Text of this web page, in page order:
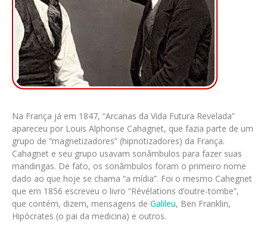
Na França já em 1847, “Arcanas da Vida Futura Revelada”
apareceu por Louis Alphonse Cahagnet, que fazia parte de um
grupo de “magnetizadores” (hipnotizadores) da França.
Cahagnet e seu grupo usavam sonâmbulos para fazer suas
mandingas. De fato, os sonâmbulos foram o primeiro nome
dado ao que hoje se chama “a mídia”. Foi o mesmo Cahegnet
que em 1856 escreveu o livro “Révélations d’outre-tombe”,
que contém, dizem, mensagens de Galileu, Ben Franklin,
Hipócrates (o pai da medicina) e outros.